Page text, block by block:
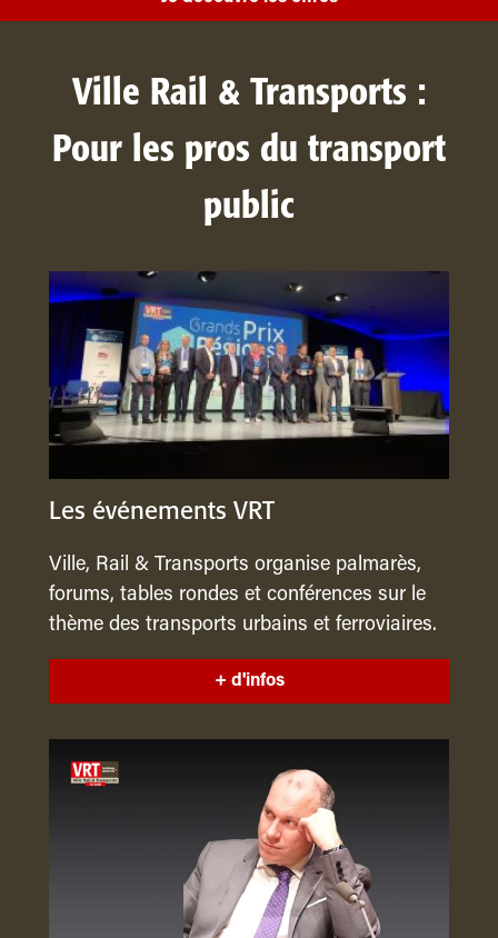
Ville Rail & Transports :
Pour les pros du transport
public
Les événements VRT
Ville, Rail & Transports organise palmarès,
forums, tables rondes et conférences sur le
thème des transports urbains et ferroviaires.
+ d'infos